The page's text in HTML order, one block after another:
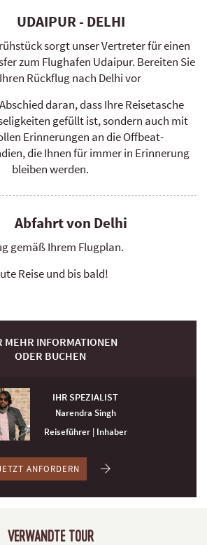
UDAIPUR - DELHI
sorgt unser Vertreter für einen
zum Flughafen Udaipur. Bereiten Sie
Rückflug nach Delhi vor
daran, dass Ihre Reisetasche
gefüllt ist, sondern auch mit
Erinnerungen an die Offbeat-
die Ihnen für immer in Erinnerung
bleiben werden.
Abfahrt von Delhi
gemäß Ihrem Flugplan.
Reise und bis bald!
MEHR INFORMATIONEN
ODER BUCHEN
IHR SPEZIALIST
Narendra Singh
Reiseführer | Inhaber
ANFORDERN
VERWANDTE TOUR